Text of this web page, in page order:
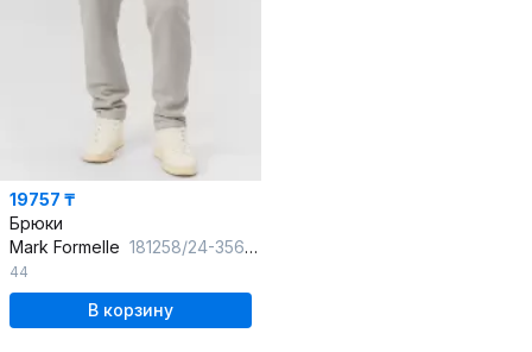
19757 ₸
Брюки
Mark Formelle 181258/24-3569Ц-2 двухцветный_св.серый
44
В корзину